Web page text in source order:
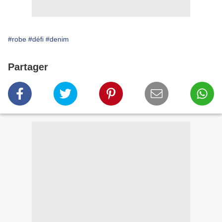
#robe #défi #denim
Partager